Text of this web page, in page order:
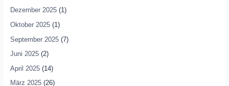
Dezember 2025(1)
Oktober 2025(1)
September 2025(7)
Juni 2025(2)
April 2025(14)
März 2025(26)